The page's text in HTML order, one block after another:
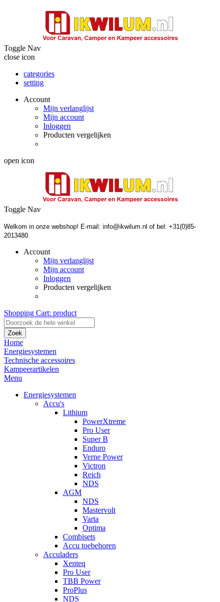
Toggle Nav
close icon
categories
setting
Account
Mijn verlanglijst
Mijn account
Inloggen
Producten vergelijken
open icon
Toggle Nav
Welkom in onze webshop! E-mail: info@ikwilum.nl of bel: +31(0)85-
2013480.
Account
Mijn verlanglijst
Mijn account
Inloggen
Producten vergelijken
Shopping Cart: product
Zoek
Home
Energiesystemen
Technische accessoires
Kampeerartikelen
Menu
Energiesystemen
Accu's
Lithium
PowerXtreme
Pro User
Super B
Enduro
Verne Power
Victron
Reich
NDS
AGM
NDS
Mastervolt
Varta
Optima
Combisets
Accu toebehoren
Acculaders
Xenteq
Pro User
TBB Power
ProPlus
NDS